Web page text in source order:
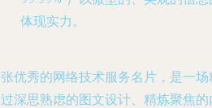
体现实力。
优秀的网络技术服务名片，是一场
深思熟虑的图文设计、精炼聚焦